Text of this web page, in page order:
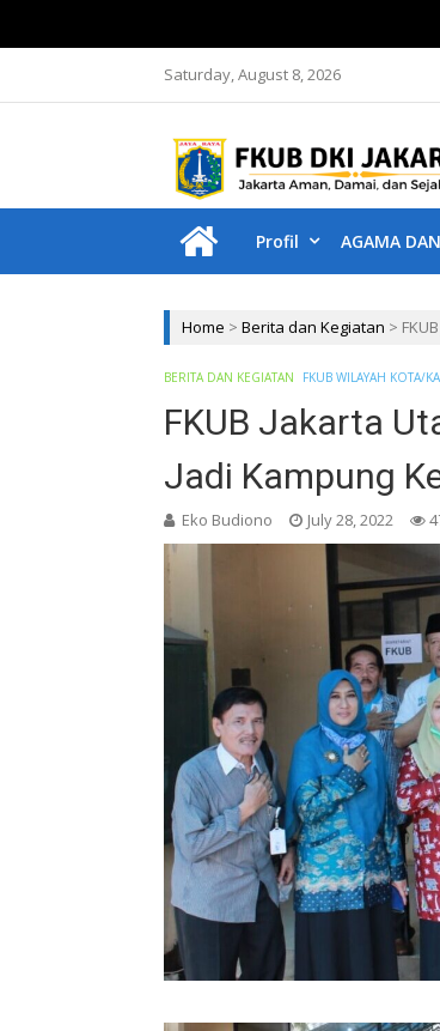
Saturday, August 8, 2026
Profil AGAMA
Home > Berita dan Kegiatan >
BERITA DAN KEGIATAN FKUB WILAYAH KOTA/
FKUB Jakarta
Jadi Kampung
Eko Budiono July 28, 2022